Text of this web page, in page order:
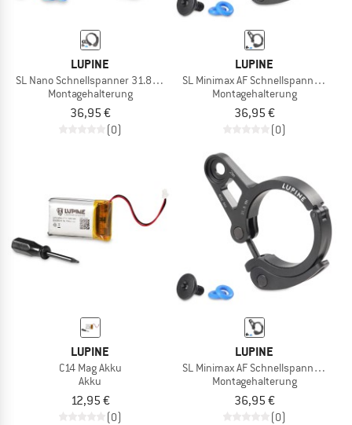
LUPINE
SL Nano Schnellspanner 31.8 mm
Montagehalterung
36,95 €
(0)
LUPINE
SL Minimax AF Schnellspanner 35
Montagehalterung
36,95 €
(0)
LUPINE
C14 Mag Akku
Akku
12,95 €
(0)
LUPINE
SL Minimax AF Schnellspanner 31.8
Montagehalterung
36,95 €
(0)